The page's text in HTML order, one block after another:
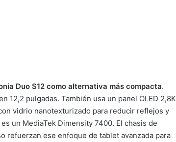
Duo S12 como alternativa más compacta.
12,2 pulgadas. También usa un panel OLED 2,8K
vidrio nanotexturizado para reducir reflejos y
un MediaTek Dimensity 7400. El chasis de
refuerzan ese enfoque de tablet avanzada para